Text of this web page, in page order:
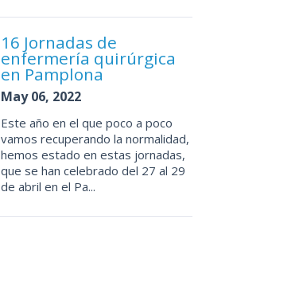
16 Jornadas de
enfermería quirúrgica
en Pamplona
May 06, 2022
Este año en el que poco a poco
vamos recuperando la normalidad,
hemos estado en estas jornadas,
que se han celebrado del 27 al 29
de abril en el Pa...